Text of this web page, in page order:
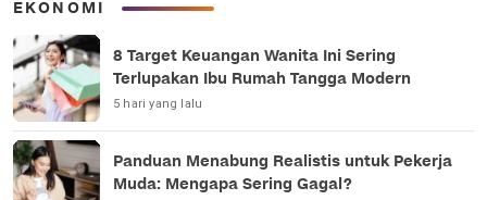
EKONOMI
8 Target Keuangan Wanita Ini Sering
Terlupakan Ibu Rumah Tangga Modern
5 hari yang lalu
Panduan Menabung Realistis untuk Pekerja
Muda: Mengapa Sering Gagal?